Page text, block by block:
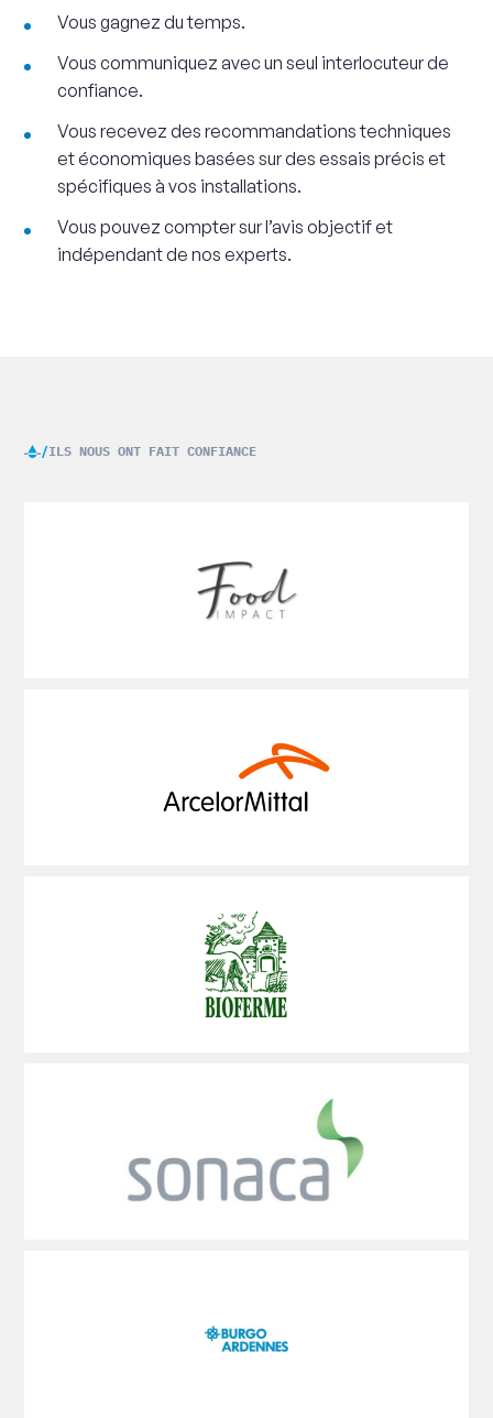
Vous gagnez du temps.
Vous communiquez avec un seul interlocuteur de
confiance.
Vous recevez des recommandations techniques
et économiques basées sur des essais précis et
spécifiques à vos installations.
Vous pouvez compter sur l’avis objectif et
indépendant de nos experts.
ILS NOUS ONT FAIT CONFIANCE